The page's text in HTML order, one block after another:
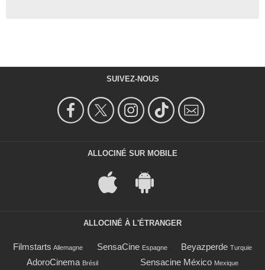
SUIVEZ-NOUS
ALLOCINÉ SUR MOBILE
ALLOCINÉ À L'ÉTRANGER
Filmstarts Allemagne SensaCine Espagne Beyazperde Turquie
AdoroCinema Brésil Sensacine México Mexique